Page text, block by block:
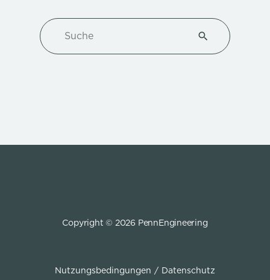
Type 1 or more
Copyright © 2026 PennEngineering
Nutzungsbedingungen Datenschutz